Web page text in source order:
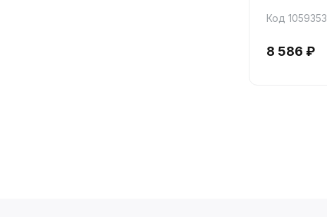
Код 1059353
8 586 ₽